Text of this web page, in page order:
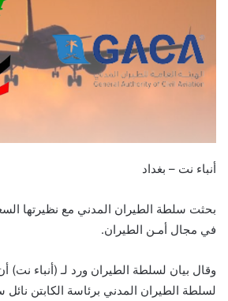
أنباء نت – بغداد
بحثت سلطة الطيران المدني مع نظيرتها
في مجال أمـن الطيران.
وقال بيان لسلطة الطيران ورد لـ (أنباء نت)
لسلطة الطيران المدني برئاسة الكابتن نائل